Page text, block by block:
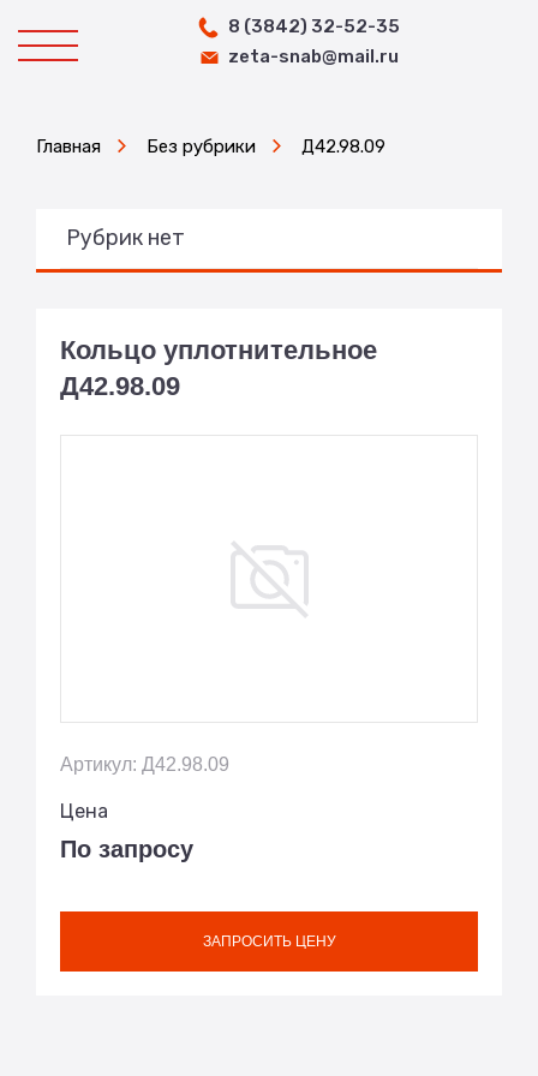
8 (3842) 32-52-35
zeta-snab@mail.ru
Главная Без рубрики Д42.98.09
Рубрик нет
Кольцо уплотнительное
Д42.98.09
Артикул: Д42.98.09
Цена
По запросу
ЗАПРОСИТЬ ЦЕНУ